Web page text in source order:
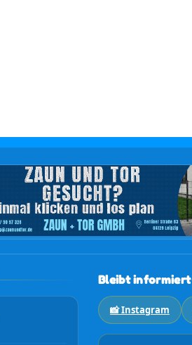
Bleibt informiert
📸 Instagram